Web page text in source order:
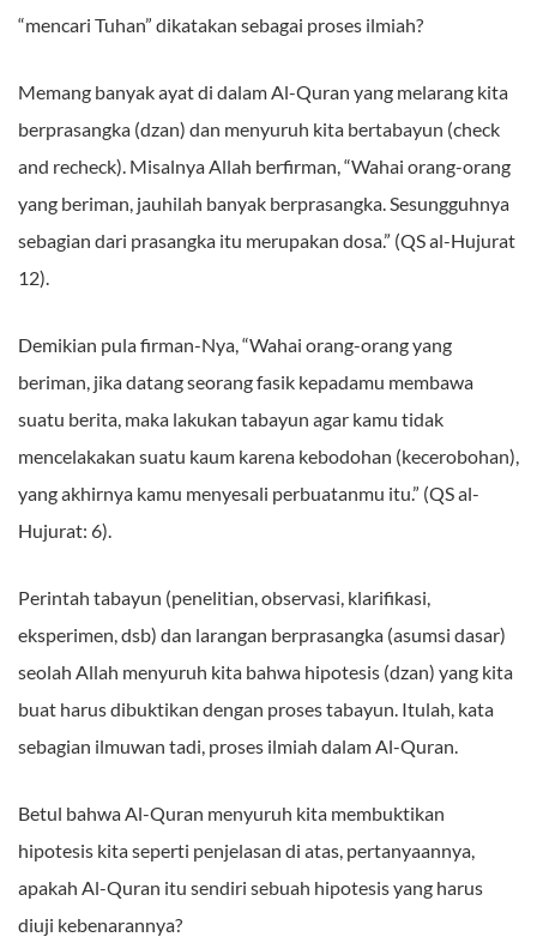
“mencari Tuhan” dikatakan sebagai proses ilmiah?
Memang banyak ayat di dalam Al-Quran yang melarang kita
berprasangka (dzan) dan menyuruh kita bertabayun (check
and recheck). Misalnya Allah berfirman, “Wahai orang-orang
yang beriman, jauhilah banyak berprasangka. Sesungguhnya
sebagian dari prasangka itu merupakan dosa.” (QS al-Hujurat
12).
Demikian pula firman-Nya, “Wahai orang-orang yang
beriman, jika datang seorang fasik kepadamu membawa
suatu berita, maka lakukan tabayun agar kamu tidak
mencelakakan suatu kaum karena kebodohan (kecerobohan),
yang akhirnya kamu menyesali perbuatanmu itu.” (QS al-
Hujurat: 6).
Perintah tabayun (penelitian, observasi, klarifikasi,
eksperimen, dsb) dan larangan berprasangka (asumsi dasar)
seolah Allah menyuruh kita bahwa hipotesis (dzan) yang kita
buat harus dibuktikan dengan proses tabayun. Itulah, kata
sebagian ilmuwan tadi, proses ilmiah dalam Al-Quran.
Betul bahwa Al-Quran menyuruh kita membuktikan
hipotesis kita seperti penjelasan di atas, pertanyaannya,
apakah Al-Quran itu sendiri sebuah hipotesis yang harus
diuji kebenarannya?